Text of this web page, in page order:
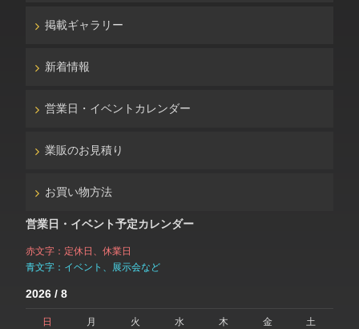
掲載ギャラリー
新着情報
営業日・イベントカレンダー
業販のお見積り
お買い物方法
営業日・イベント予定カレンダー
赤文字：定休日、休業日
青文字：イベント、展示会など
2026 / 8
日 月 火 水 木 金
土